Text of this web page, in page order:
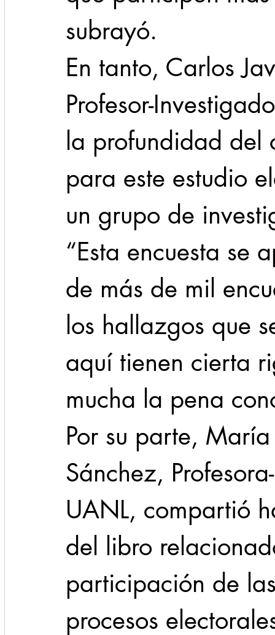
subrayó.
En tanto, Carlos
Profesor-
la profundidad
para este estudio
un grupo de
“Esta encuesta se
de más de mil
los hallazgos que
aquí tienen cierta
mucha la pena
Por su parte,
Sánchez,
UANL, compartió
del libro
participación de
procesos